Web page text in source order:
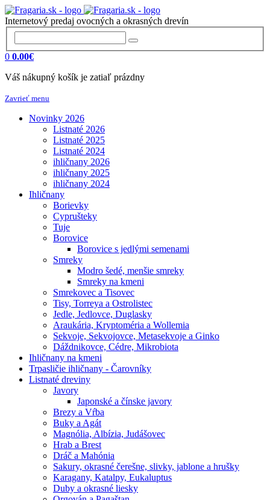
Internetový predaj ovocných a okrasných drevín
0 0.00€
Váš nákupný košík je zatiaľ prázdny
Zavrieť menu
Novinky 2026
Listnaté 2026
Listnaté 2025
Listnaté 2024
ihličnany 2026
ihličnany 2025
ihličnany 2024
Ihličnany
Borievky
Cyprušteky
Tuje
Borovice
Borovice s jedlými semenami
Smreky
Modro šedé, menšie smreky
Smreky na kmeni
Smrekovec a Tisovec
Tisy, Torreya a Ostrolistec
Jedle, Jedlovce, Duglasky
Araukária, Kryptoméria a Wollemia
Sekvoje, Sekvojovce, Metasekvoje a Ginko
Dáždnikovce, Cédre, Mikrobiota
Ihličnany na kmeni
Trpasličie ihličnany - Čarovníky
Listnaté dreviny
Javory
Japonské a čínske javory
Brezy a Vŕba
Buky a Agát
Magnólia, Albízia, Judášovec
Hrab a Brest
Dráč a Mahónia
Sakury, okrasné čerešne, slivky, jablone a hrušky
Karagany, Katalpy, Eukaluptus
Duby a okrasné liesky